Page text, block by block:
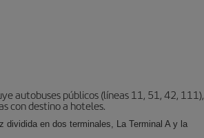
autobuses públicos (líneas 11, 51, 42, 111),
con destino a hoteles.
dividida en dos terminales, La Terminal A y la